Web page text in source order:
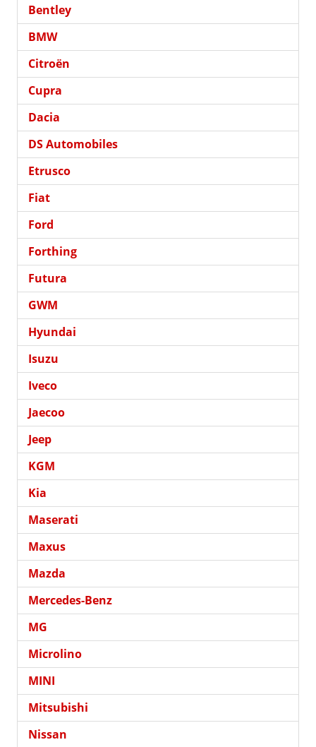
Bentley
BMW
Citroën
Cupra
Dacia
DS Automobiles
Etrusco
Fiat
Ford
Forthing
Futura
GWM
Hyundai
Isuzu
Iveco
Jaecoo
Jeep
KGM
Kia
Maserati
Maxus
Mazda
Mercedes-Benz
MG
Microlino
MINI
Mitsubishi
Nissan